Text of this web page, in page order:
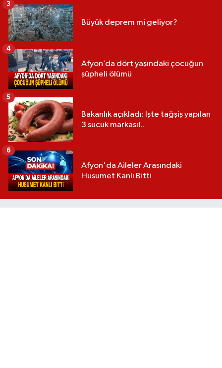
Büyük deprem mi geliyor?
3
Afyon’da dört yaşındaki çocuğun
şüpheli ölümü
4
Bakanlık açıkladı: İşte tağşiş yapılan
3 sucuk markası!..
5
Afyon'da Aileler Arasındaki
Husumet Kanlı Bitti
6